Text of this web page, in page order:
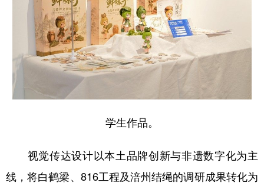
学生作品。
视觉传达设计以本土品牌创新与非遗数字化为主
线，将白鹤梁、816工程及涪州结绳的调研成果转化为